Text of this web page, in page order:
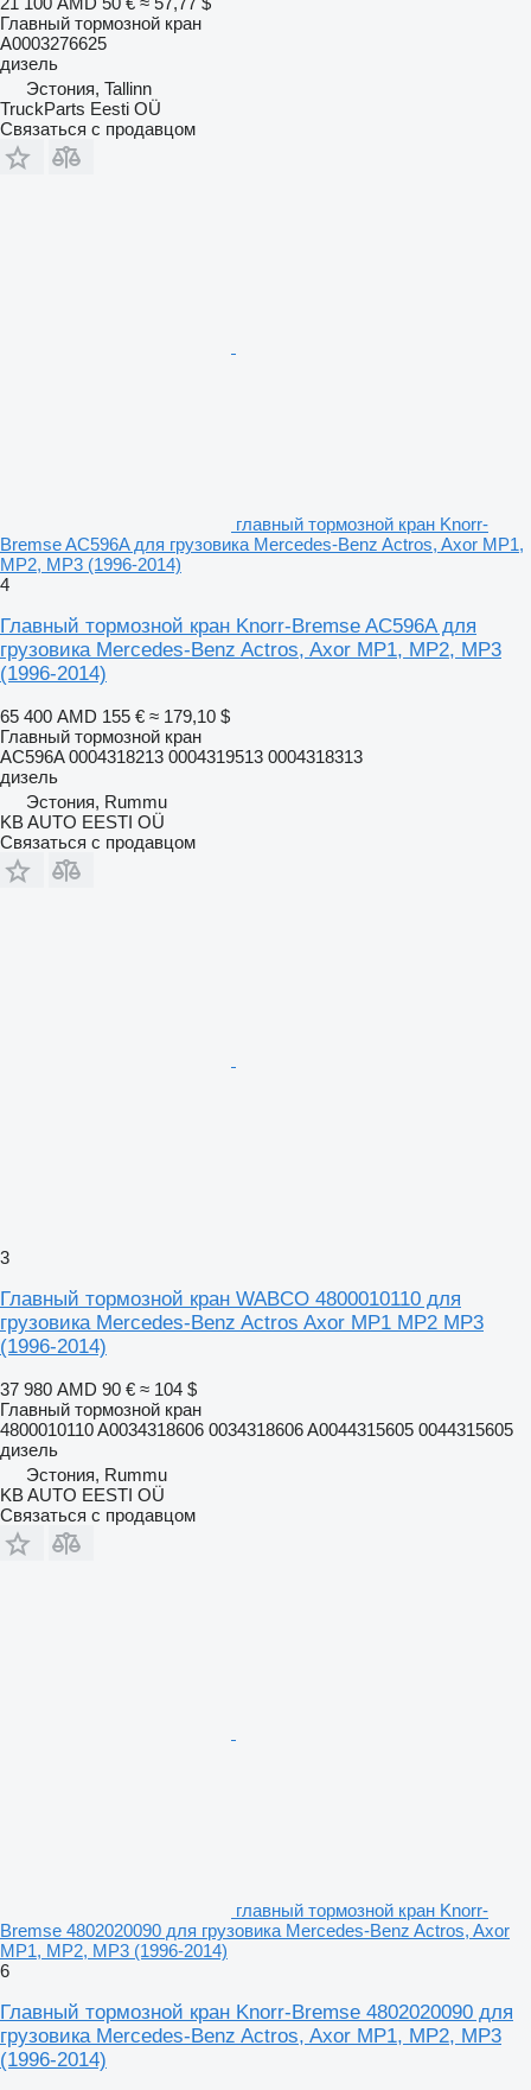
Главный тормозной кран
A0003276625
дизель
Эстония, Tallinn
TruckParts Eesti OÜ
Связаться с продавцом
главный тормозной кран Knorr-
Bremse AC596A для грузовика Mercedes-Benz Actros, Axor MP1,
MP2, MP3 (1996-2014)
4
Главный тормозной кран Knorr-Bremse AC596A для
грузовика Mercedes-Benz Actros, Axor MP1, MP2, MP3
(1996-2014)
65 400 AMD 155 € ≈ 179,10 $
Главный тормозной кран
AC596A 0004318213 0004319513 0004318313
дизель
Эстония, Rummu
KB AUTO EESTI OÜ
Связаться с продавцом
3
Главный тормозной кран WABCO 4800010110 для
грузовика Mercedes-Benz Actros Axor MP1 MP2 MP3
(1996-2014)
37 980 AMD 90 € ≈ 104 $
Главный тормозной кран
4800010110 A0034318606 0034318606 A0044315605 0044315605
дизель
Эстония, Rummu
KB AUTO EESTI OÜ
Связаться с продавцом
главный тормозной кран Knorr-
Bremse 4802020090 для грузовика Mercedes-Benz Actros, Axor
MP1, MP2, MP3 (1996-2014)
6
Главный тормозной кран Knorr-Bremse 4802020090 для
грузовика Mercedes-Benz Actros, Axor MP1, MP2, MP3
(1996-2014)